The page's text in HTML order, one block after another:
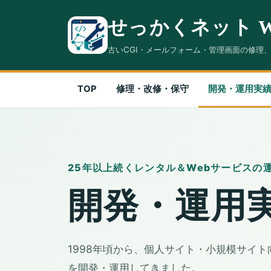
せっかくネット
古いCGI・メールフォーム・管理画面の修理
TOP 修理・改修・保守 開発・運用実績
25年以上続くレンタル＆Webサービスの
開発・運用
1998年頃から、個人サイト・小規模サイ
を開発・運用してきました。